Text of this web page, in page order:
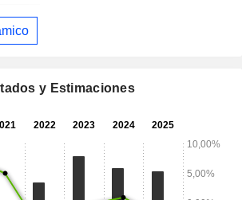
y Estimaciones